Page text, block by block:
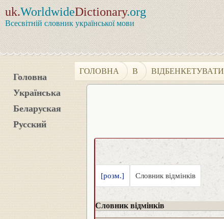
uk.WorldwideDictionary.org
Всесвітній словник української мови
Головна
Українська
Беларуская
Русский
ГОЛОВНА В ВІДБЕНКЕТУВАТИ
[розм.] Словник відмінків
Словник відмінків